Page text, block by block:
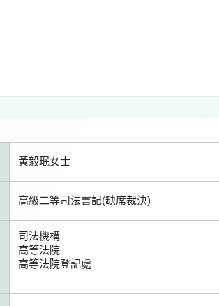
黃毅珉女士
高級二等司法書記(缺席裁決)
司法機構
高等法院
高等法院登記處